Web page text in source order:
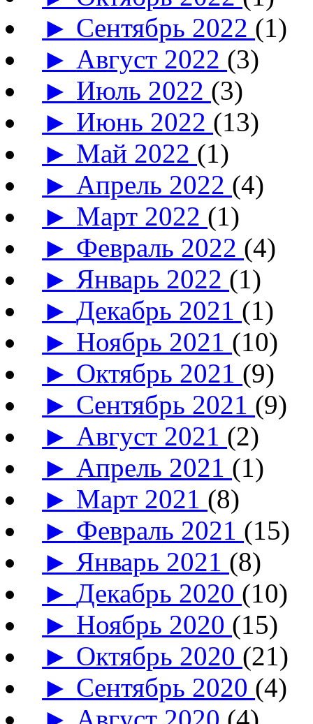
► Сентябрь 2022 (1)
► Август 2022 (3)
► Июль 2022 (3)
► Июнь 2022 (13)
► Май 2022 (1)
► Апрель 2022 (4)
► Март 2022 (1)
► Февраль 2022 (4)
► Январь 2022 (1)
►Декабрь 2021 (1)
► Ноябрь 2021 (10)
► Октябрь 2021 (9)
► Сентябрь 2021 (9)
► Август 2021 (2)
► Апрель 2021 (1)
► Март 2021 (8)
► Февраль 2021 (15)
► Январь 2021 (8)
►Декабрь 2020 (10)
► Ноябрь 2020 (15)
► Октябрь 2020 (21)
► Сентябрь 2020 (4)